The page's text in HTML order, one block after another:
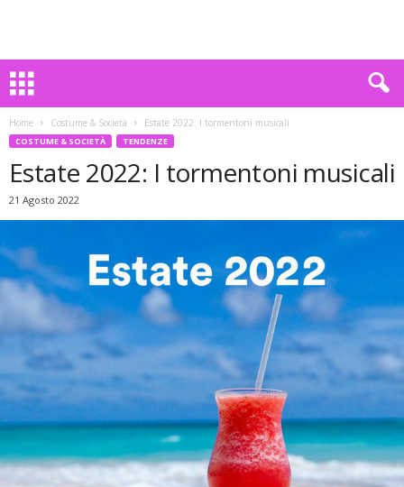
Home Costume & Società Estate 2022: I tormentoni musicali
COSTUME & SOCIETÀ TENDENZE
Estate 2022: I tormentoni musicali
21 Agosto 2022